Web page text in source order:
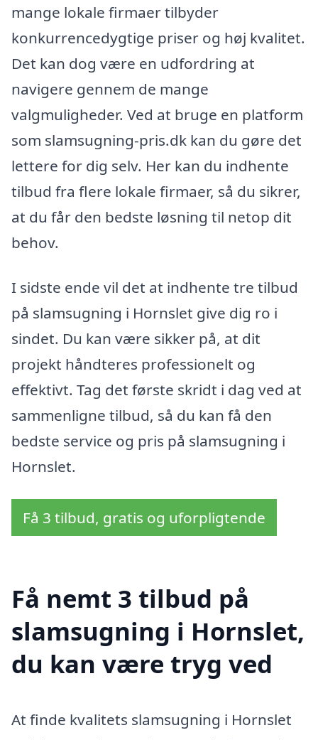
mange lokale firmaer tilbyder
konkurrencedygtige priser og høj kvalitet.
Det kan dog være en udfordring at
navigere gennem de mange
valgmuligheder. Ved at bruge en platform
som slamsugning-pris.dk kan du gøre det
lettere for dig selv. Her kan du indhente
tilbud fra flere lokale firmaer, så du sikrer,
at du får den bedste løsning til netop dit
behov.
I sidste ende vil det at indhente tre tilbud
på slamsugning i Hornslet give dig ro i
sindet. Du kan være sikker på, at dit
projekt håndteres professionelt og
effektivt. Tag det første skridt i dag ved at
sammenligne tilbud, så du kan få den
bedste service og pris på slamsugning i
Hornslet.
Få 3 tilbud, gratis og uforpligtende
Få nemt 3 tilbud på
slamsugning i Hornslet,
du kan være tryg ved
At finde kvalitets slamsugning i Hornslet